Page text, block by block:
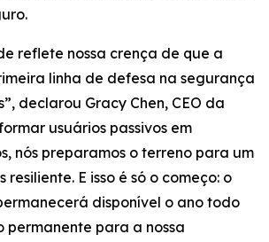
reflete nossa crença de que a
linha de defesa na segurança
declarou Gracy Chen, CEO da
usuários passivos em
nós preparamos o terreno para um
resiliente. E isso é só o começo: o
disponível o ano todo
permanente para a nossa